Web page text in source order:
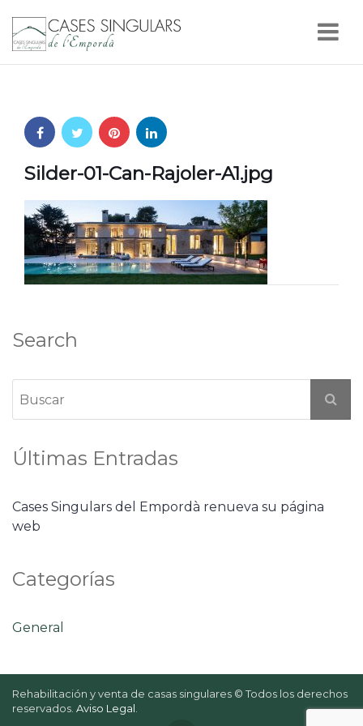
Silder-01-Can-Rajoler-A1.jpg
Search
Últimas Entradas
Cases Singulars del Empordà renueva su página
web
Categorías
General
Rehabilitación y venta de casas singulares © Todos los derechos
reservados. Aviso Legal